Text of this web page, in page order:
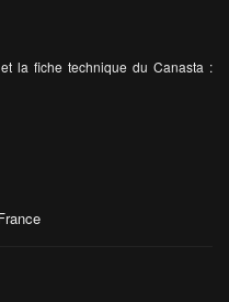
la fiche technique du Canasta :